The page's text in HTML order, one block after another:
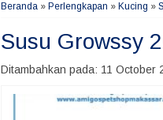
Beranda » Perlengkapan » Kucing »
Susu Growssy
Ditambahkan pada: 11 October